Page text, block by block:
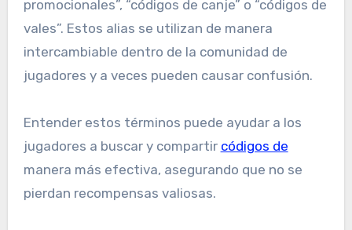
promocionales”, “códigos de canje” o “códigos de
vales”. Estos alias se utilizan de manera
intercambiable dentro de la comunidad de
jugadores y a veces pueden causar confusión.
Entender estos términos puede ayudar a los
jugadores a buscar y compartir códigos de
manera más efectiva, asegurando que no se
pierdan recompensas valiosas.